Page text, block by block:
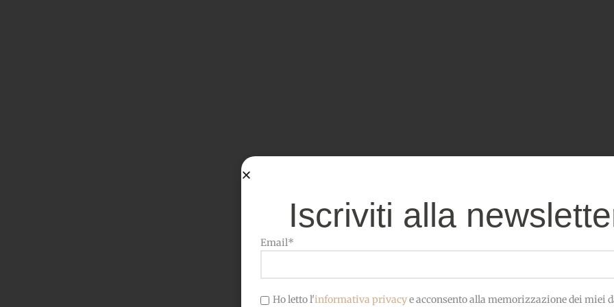
Iscriviti alla
Email*
Ho letto l'informativa privacye acconsento alla memorizzazione dei miei